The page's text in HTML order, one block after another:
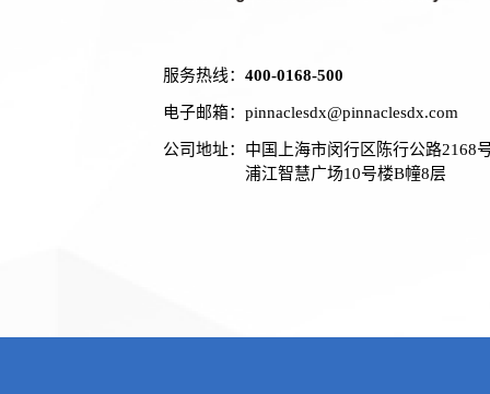
服务热线：400-0168-500
电子邮箱：pinnaclesdx@pinnaclesdx.com
公司地址： 中国上海市闵行区陈行公路2168
浦江智慧广场10号楼B幢8层